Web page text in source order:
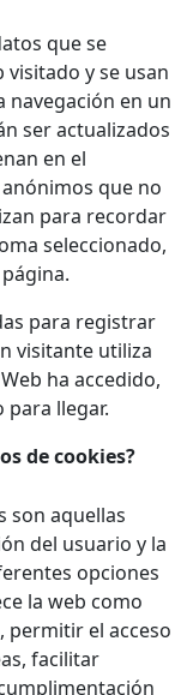
que se
y se usan
navegación en un
ser actualizados
en el
que no
para recordar
seleccionado,
para registrar
visitante utiliza
ha accedido,
llegar.
de cookies?
son aquellas
del usuario y la
opciones
la web como
permitir el acceso
facilitar